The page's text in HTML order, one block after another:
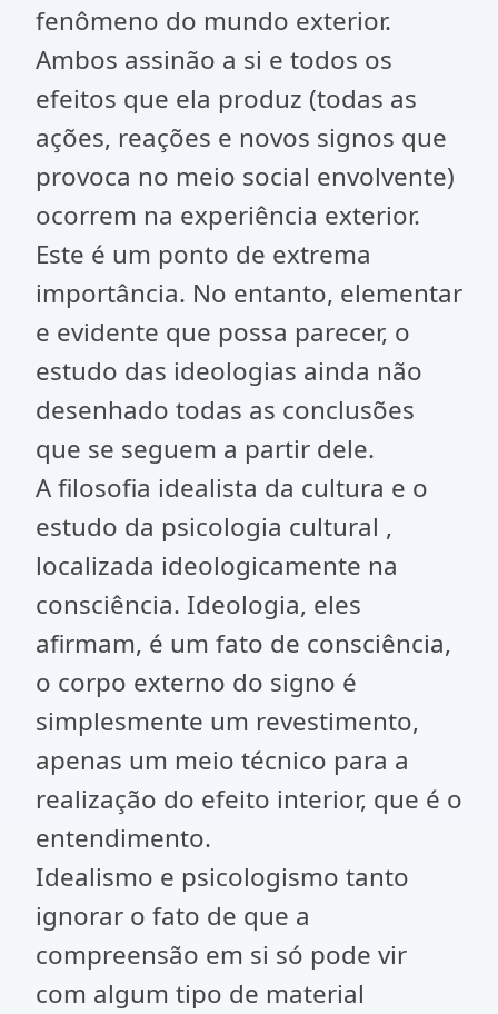
fenômeno do mundo exterior.
Ambos assinão a si e todos os
efeitos que ela produz (todas as
ações, reações e novos signos que
provoca no meio social envolvente)
ocorrem na experiência exterior.
Este é um ponto de extrema
importância. No entanto, elementar
e evidente que possa parecer, o
estudo das ideologias ainda não
desenhado todas as conclusões
que se seguem a partir dele.
A filosofia idealista da cultura e o
estudo da psicologia cultural ,
localizada ideologicamente na
consciência. Ideologia, eles
afirmam, é um fato de consciência,
o corpo externo do signo é
simplesmente um revestimento,
apenas um meio técnico para a
realização do efeito interior, que é o
entendimento.
Idealismo e psicologismo tanto
ignorar o fato de que a
compreensão em si só pode vir
com algum tipo de material